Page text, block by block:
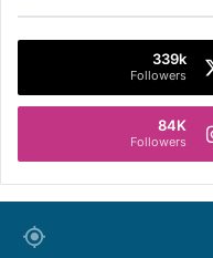
339k
Followers
84K
Followers